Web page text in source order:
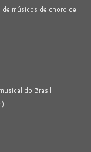
músicos de choro de
do Brasil